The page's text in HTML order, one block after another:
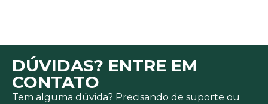
DÚVIDAS? ENTRE EM
CONTATO
Tem alguma dúvida? Precisando de suporte ou